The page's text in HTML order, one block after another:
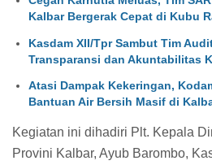
Kalbar Bergerak Cepat di Kubu
Kasdam XII/Tpr Sambut Tim
Transparansi dan Akuntabilitas
Atasi Dampak Kekeringan,
Bantuan Air Bersih Masif di
Kegiatan ini dihadiri Plt. Kepala
Provini Kalbar, Ayub Barombo,